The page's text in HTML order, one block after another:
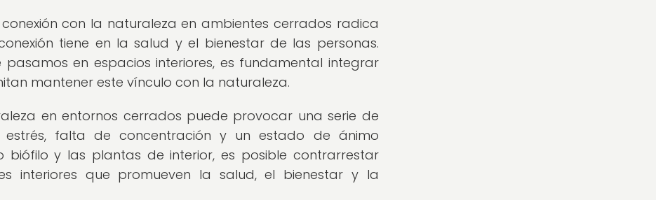
con la naturaleza en ambientes cerrados radica
tiene en la salud y el bienestar de las personas.
en espacios interiores, es fundamental integrar
mantener este vínculo con la naturaleza.
en entornos cerrados puede provocar una serie de
estrés, falta de concentración y un estado de ánimo
biófilo y las plantas de interior, es posible contrarrestar
interiores que promueven la salud, el bienestar y la